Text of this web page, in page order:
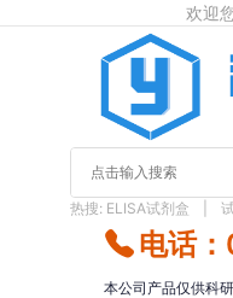
欢迎
热搜: ELISA试剂盒
电话
本公司产品仅供科